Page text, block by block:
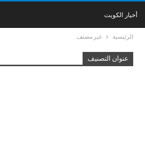
أخبار الكويت
الرئيسية غير مصنف
عنوان التصنيف